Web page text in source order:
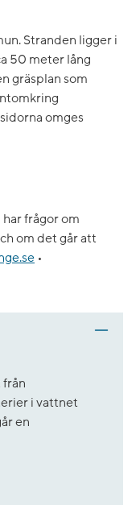
Stranden ligger i
50 meter lång
gräsplan som
omges
frågor om
om det går att
•
från
i vattnet
en